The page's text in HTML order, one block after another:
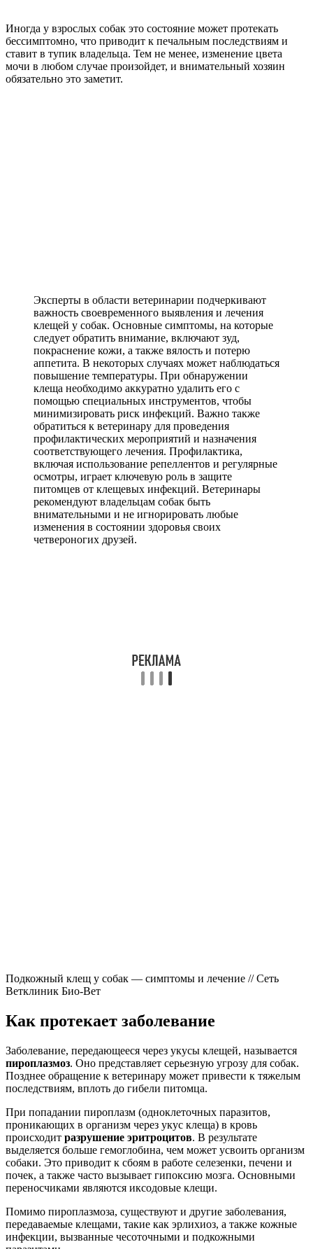
Иногда у взрослых собак это состояние может протекать
бессимптомно, что приводит к печальным последствиям и
ставит в тупик владельца. Тем не менее, изменение цвета
мочи в любом случае произойдет, и внимательный хозяин
обязательно это заметит.
Эксперты в области ветеринарии подчеркивают
важность своевременного выявления и лечения
клещей у собак. Основные симптомы, на которые
следует обратить внимание, включают зуд,
покраснение кожи, а также вялость и потерю
аппетита. В некоторых случаях может наблюдаться
повышение температуры. При обнаружении
клеща необходимо аккуратно удалить его с
помощью специальных инструментов, чтобы
минимизировать риск инфекций. Важно также
обратиться к ветеринару для проведения
профилактических мероприятий и назначения
соответствующего лечения. Профилактика,
включая использование репеллентов и регулярные
осмотры, играет ключевую роль в защите
питомцев от клещевых инфекций. Ветеринары
рекомендуют владельцам собак быть
внимательными и не игнорировать любые
изменения в состоянии здоровья своих
четвероногих друзей.
Подкожный клещ у собак — симптомы и лечение // Сеть
Ветклиник Био-Вет
Как протекает заболевание
Заболевание, передающееся через укусы клещей, называется
пироплазмоз. Оно представляет серьезную угрозу для собак.
Позднее обращение к ветеринару может привести к тяжелым
последствиям, вплоть до гибели питомца.
При попадании пироплазм (одноклеточных паразитов,
проникающих в организм через укус клеща) в кровь
происходит разрушение эритроцитов. В результате
выделяется больше гемоглобина, чем может усвоить организм
собаки. Это приводит к сбоям в работе селезенки, печени и
почек, а также часто вызывает гипоксию мозга. Основными
переносчиками являются иксодовые клещи.
Помимо пироплазмоза, существуют и другие заболевания,
передаваемые клещами, такие как эрлихиоз, а также кожные
инфекции, вызванные чесоточными и подкожными